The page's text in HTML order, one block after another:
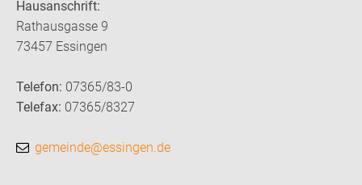
Hausanschrift:
Rathausgasse 9
73457 Essingen
Telefon: 07365/83-0
Telefax: 07365/8327
gemeinde@essingen.de